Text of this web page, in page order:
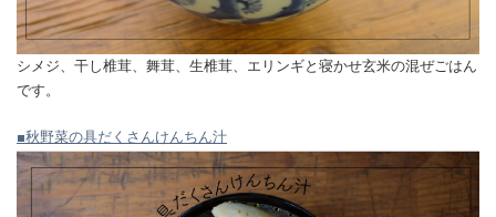
シメジ、干し椎茸、舞茸、生椎茸、エリンギと寝かせ玄米の混ぜごはん
です。
■秋野菜の具だくさんけんちん汁